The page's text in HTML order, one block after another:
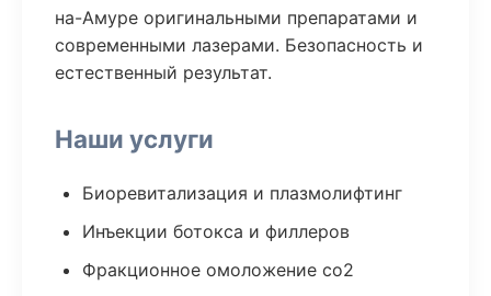
на-Амуре оригинальными препаратами и
современными лазерами. Безопасность и
естественный результат.
Наши услуги
Биоревитализация и плазмолифтинг
Инъекции ботокса и филлеров
Фракционное омоложение co2